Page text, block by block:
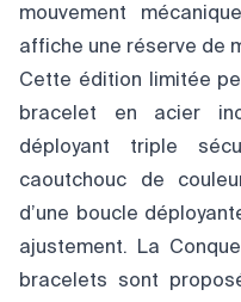
mouvement
affiche une réserve de
Cette édition limitée
bracelet en acier
déployant triple
caoutchouc de
d’une boucle
ajustement. La
bracelets sont